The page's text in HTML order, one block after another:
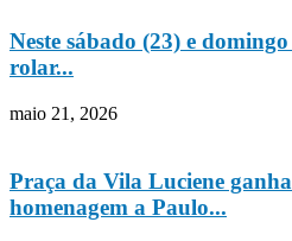
Neste sábado (23) e
rolar...
maio 21, 2026
Praça da Vila Luciene
homenagem a Paulo...